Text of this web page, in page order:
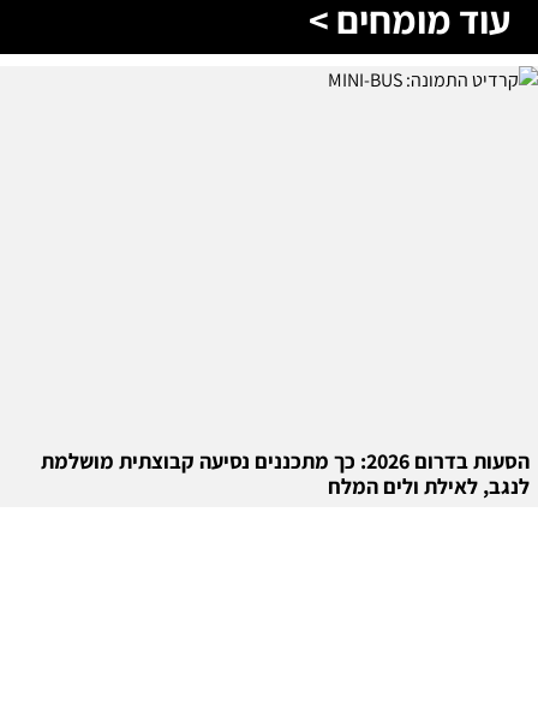
עוד מומחים >
הסעות בדרום 2026: כך מתכננים נסיעה קבוצתית מושלמת
לנגב, לאילת ולים המלח